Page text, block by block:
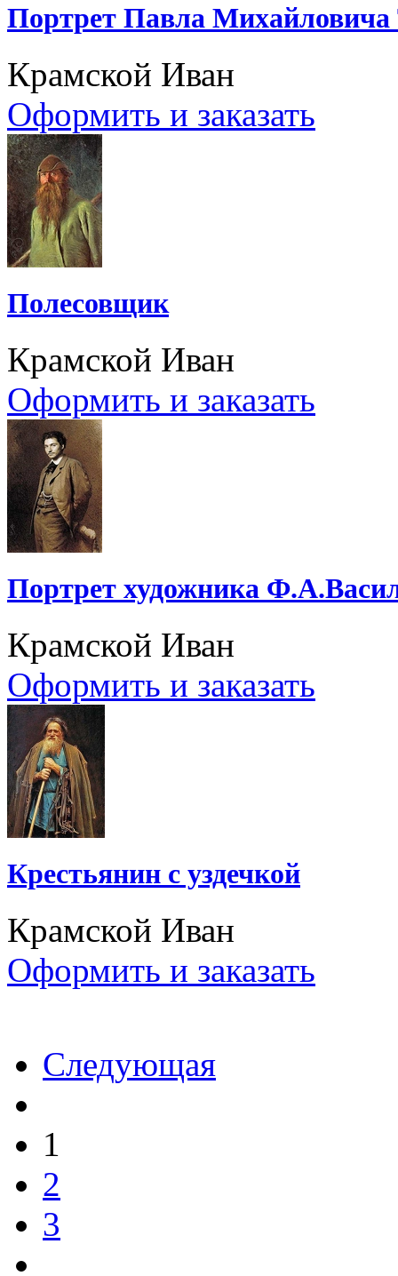
Портрет Павла Михайловича
Крамской Иван
Оформить и заказать
Полесовщик
Крамской Иван
Оформить и заказать
Портрет художника
Крамской Иван
Оформить и заказать
Крестьянин с уздечкой
Крамской Иван
Оформить и заказать
Следующая
1
2
3